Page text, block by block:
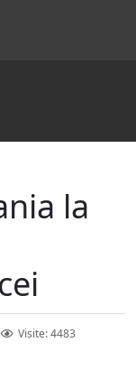
la
Visite: 4483